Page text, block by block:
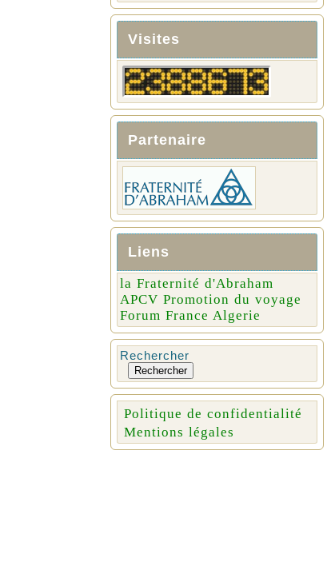
Visites
Partenaire
Liens
la Fraternité d'Abraham
APCV Promotion du voyage
Forum France Algerie
Rechercher
Rechercher
Politique de confidentialité
Mentions légales